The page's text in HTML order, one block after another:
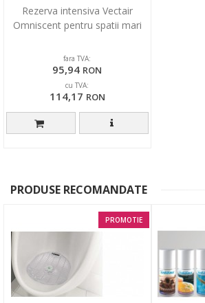
Rezerva intensiva Vectair
Omniscent pentru spatii mari
fara TVA:
95,94 RON
cu TVA:
114,17 RON
PRODUSE RECOMANDATE
PROMOTIE